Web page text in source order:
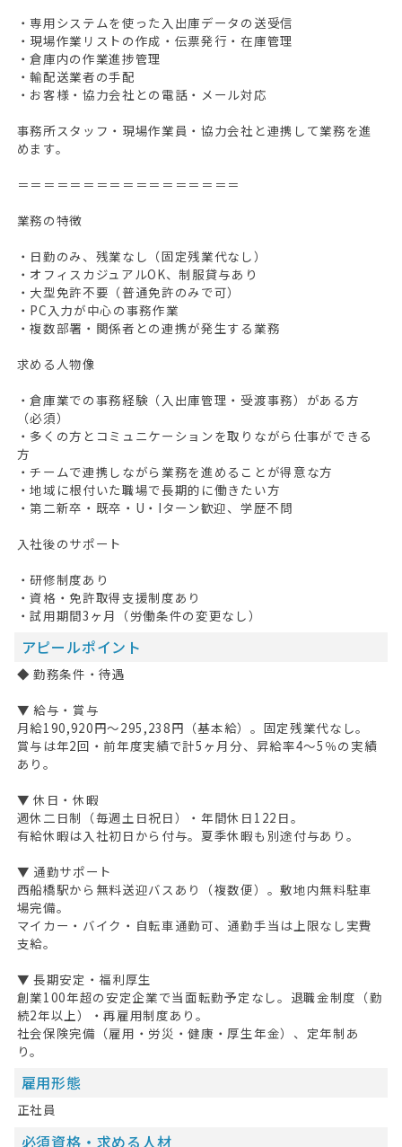
HOME
無料会員登録
ログイン
最近見た求人
お問い合わせ
・専用システムを使った入出庫データの送受信
・現場作業リストの作成・伝票発行・在庫管理
・倉庫内の作業進捗管理
・輸配送業者の手配
・お客様・協力会社との電話・メール対応
事務所スタッフ・現場作業員・協力会社と連携して業務を進
めます。
＝＝＝＝＝＝＝＝＝＝＝＝＝＝＝＝＝
業務の特徴
・日勤のみ、残業なし（固定残業代なし）
・オフィスカジュアルOK、制服貸与あり
・大型免許不要（普通免許のみで可）
・PC入力が中心の事務作業
・複数部署・関係者との連携が発生する業務
求める人物像
・倉庫業での事務経験（入出庫管理・受渡事務）がある方
（必須）
・多くの方とコミュニケーションを取りながら仕事ができる
方
・チームで連携しながら業務を進めることが得意な方
・地域に根付いた職場で長期的に働きたい方
・第二新卒・既卒・U・Iターン歓迎、学歴不問
入社後のサポート
・研修制度あり
・資格・免許取得支援制度あり
・試用期間3ヶ月（労働条件の変更なし）
アピールポイント
◆ 勤務条件・待遇
▼ 給与・賞与
月給190,920円〜295,238円（基本給）。固定残業代なし。
賞与は年2回・前年度実績で計5ヶ月分、昇給率4〜5％の実績
あり。
▼ 休日・休暇
週休二日制（毎週土日祝日）・年間休日122日。
有給休暇は入社初日から付与。夏季休暇も別途付与あり。
▼ 通勤サポート
西船橋駅から無料送迎バスあり（複数便）。敷地内無料駐車
場完備。
マイカー・バイク・自転車通勤可、通勤手当は上限なし実費
支給。
▼ 長期安定・福利厚生
創業100年超の安定企業で当面転勤予定なし。退職金制度（勤
続2年以上）・再雇用制度あり。
社会保険完備（雇用・労災・健康・厚生年金）、定年制あ
り。
雇用形態
正社員
必須資格・求める人材